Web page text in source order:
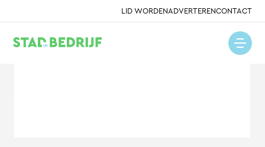
LID WORDENADVERTERENCONTACT